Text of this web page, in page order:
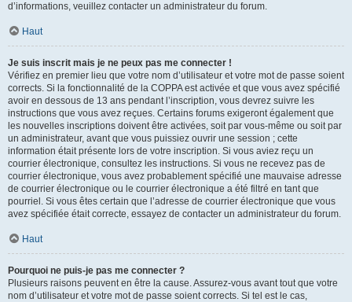
d’informations, veuillez contacter un administrateur du forum.
Haut
Je suis inscrit mais je ne peux pas me connecter !
Vérifiez en premier lieu que votre nom d’utilisateur et votre mot de passe soient
corrects. Si la fonctionnalité de la COPPA est activée et que vous avez spécifié
avoir en dessous de 13 ans pendant l’inscription, vous devrez suivre les
instructions que vous avez reçues. Certains forums exigeront également que
les nouvelles inscriptions doivent être activées, soit par vous-même ou soit par
un administrateur, avant que vous puissiez ouvrir une session ; cette
information était présente lors de votre inscription. Si vous aviez reçu un
courrier électronique, consultez les instructions. Si vous ne recevez pas de
courrier électronique, vous avez probablement spécifié une mauvaise adresse
de courrier électronique ou le courrier électronique a été filtré en tant que
pourriel. Si vous êtes certain que l’adresse de courrier électronique que vous
avez spécifiée était correcte, essayez de contacter un administrateur du forum.
Haut
Pourquoi ne puis-je pas me connecter ?
Plusieurs raisons peuvent en être la cause. Assurez-vous avant tout que votre
nom d’utilisateur et votre mot de passe soient corrects. Si tel est le cas,